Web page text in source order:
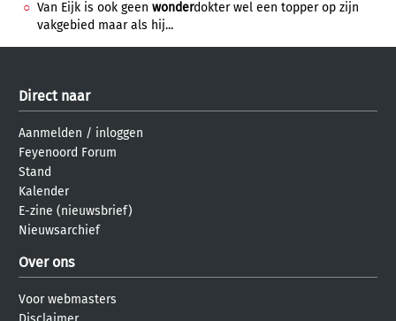
Van Eijk is ook geen wonderdokter wel een topper op zijn
vakgebied maar als hij...
Direct naar
Aanmelden / inloggen
Feyenoord Forum
Stand
Kalender
E-zine (nieuwsbrief)
Nieuwsarchief
Over ons
Voor webmasters